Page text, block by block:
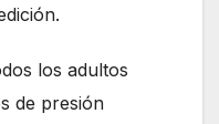
los adultos
de presión